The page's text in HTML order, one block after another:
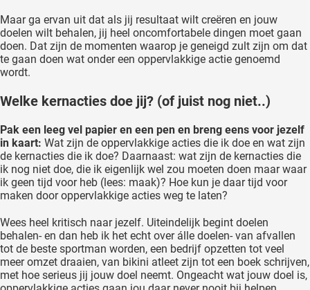
Maar ga ervan uit dat als jij resultaat wilt creëren en jouw
doelen wilt behalen, jij heel oncomfortabele dingen moet gaan
doen. Dat zijn de momenten waarop je geneigd zult zijn om dat
te gaan doen wat onder een oppervlakkige actie genoemd
wordt.
Welke kernacties doe jij? (of juist nog niet..)
Pak een leeg vel papier en een pen en breng eens voor jezelf
in kaart: Wat zijn de oppervlakkige acties die ik doe en wat zijn
de kernacties die ik doe? Daarnaast: wat zijn de kernacties die
ik nog niet doe, die ik eigenlijk wel zou moeten doen maar waar
ik geen tijd voor heb (lees: maak)? Hoe kun je daar tijd voor
maken door oppervlakkige acties weg te laten?
Wees heel kritisch naar jezelf. Uiteindelijk begint doelen
behalen- en dan heb ik het echt over álle doelen- van afvallen
tot de beste sportman worden, een bedrijf opzetten tot veel
meer omzet draaien, van bikini atleet zijn tot een boek schrijven,
met hoe serieus jij jouw doel neemt. Ongeacht wat jouw doel is,